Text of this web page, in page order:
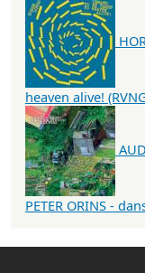
heaven alive!
PETER ORINS -